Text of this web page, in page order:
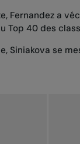
Fernandez a
Top 40 des
Siniakova se